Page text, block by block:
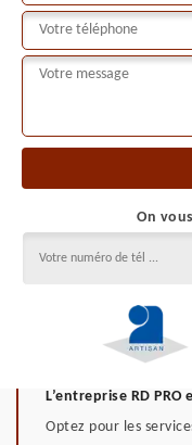
On
L’entreprise RD
Optez pour les